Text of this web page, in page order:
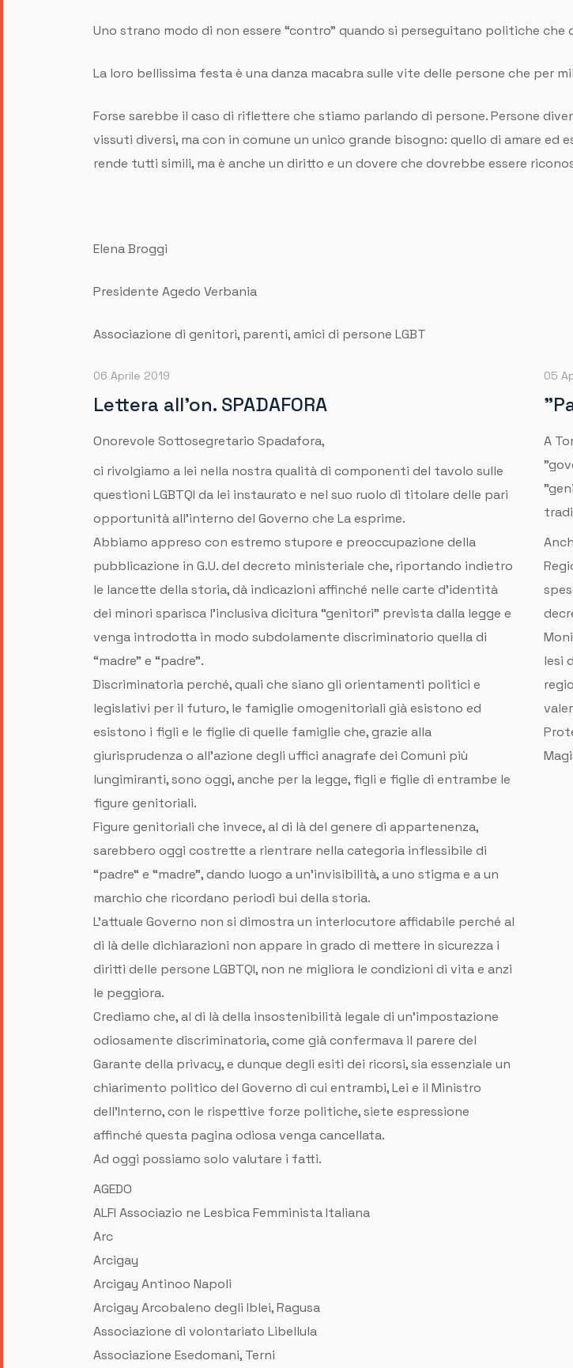
Uno strano modo di non essere “contro” quando si perseguitano politiche che
La loro bellissima festa è una danza macabra sulle vite delle persone che per
Forse sarebbe il caso di riflettere che stiamo parlando di persone. Persone
vissuti diversi, ma con in comune un unico grande bisogno: quello di amare ed
rende tutti simili, ma è anche un diritto e un dovere che dovrebbe essere
Elena Broggi
Presidente Agedo Verbania
Associazione di genitori, parenti, amici di persone LGBT
06 Aprile 2019
Lettera all'on. SPADAFORA
Onorevole Sottosegretario Spadafora,
ci rivolgiamo a lei nella nostra qualità di componenti del tavolo sulle
questioni LGBTQI da lei instaurato e nel suo ruolo di titolare delle pari
opportunità all’interno del Governo che La esprime.
Abbiamo appreso con estremo stupore e preoccupazione della
pubblicazione in G.U. del decreto ministeriale che, riportando indietro
le lancette della storia, dà indicazioni affinché nelle carte d’identità
dei minori sparisca l’inclusiva dicitura “genitori” prevista dalla legge e
venga introdotta in modo subdolamente discriminatorio quella di
“madre” e “padre”.
Discriminatoria perché, quali che siano gli orientamenti politici e
legislativi per il futuro, le famiglie omogenitoriali già esistono ed
esistono i figli e le figlie di quelle famiglie che, grazie alla
giurisprudenza o all’azione degli uffici anagrafe dei Comuni più
lungimiranti, sono oggi, anche per la legge, figli e figlie di entrambe le
figure genitoriali.
Figure genitoriali che invece, al di là del genere di appartenenza,
sarebbero oggi costrette a rientrare nella categoria inflessibile di
“padre“ e “madre”, dando luogo a un’invisibilità, a uno stigma e a un
marchio che ricordano periodi bui della storia.
L’attuale Governo non si dimostra un interlocutore affidabile perché al
di là delle dichiarazioni non appare in grado di mettere in sicurezza i
diritti delle persone LGBTQI, non ne migliora le condizioni di vita e anzi
le peggiora.
Crediamo che, al di là della insostenibilità legale di un’impostazione
odiosamente discriminatoria, come già confermava il parere del
Garante della privacy, e dunque degli esiti dei ricorsi, sia essenziale un
chiarimento politico del Governo di cui entrambi, Lei e il Ministro
dell’Interno, con le rispettive forze politiche, siete espressione
affinché questa pagina odiosa venga cancellata.
Ad oggi possiamo solo valutare i fatti.
AGEDO
ALFI Associazio ne Lesbica Femminista Italiana
Arc
Arcigay
Arcigay Antinoo Napoli
Arcigay Arcobaleno degli Iblei, Ragusa
Associazione di volontariato Libellula
Associazione Esedomani, Terni
05
A
lesi